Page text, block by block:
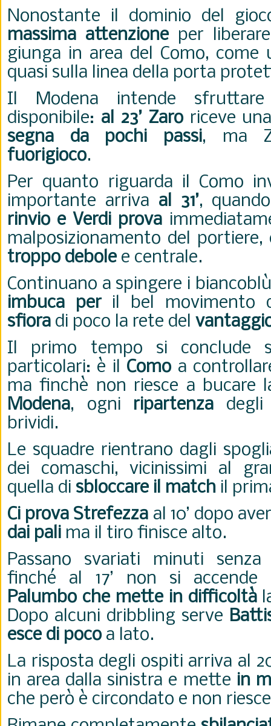
Nonostante il dominio del
massima attenzioneper liberare
giunga in area del Como, come
quasi sulla linea della porta
Il Modena intende sfruttare
disponibile: al 23’ Zaroriceve
segna da pochi passi, ma
fuorigioco.
Per quanto riguarda il Como
importante arriva al 31’,
rinvio e Verdi prova
malposizionamento del portiere,
troppo debolee centrale.
Continuano a spingere i
imbuca peril bel movimento
sfiora di poco la rete del
Il primo tempo si conclude
particolari: è il Comoa
ma finchè non riesce a bucare
Modena, ogni ripartenza degli
brividi.
Le squadre rientrano dagli
dei comaschi, vicinissimi al
quella di sbloccare il match il
Ci prova Strefezza al 10’ dopo
dai pali ma il tiro finisce alto.
Passano svariati minuti senza
finché al 17’ non si
Palumbo che mette in difficoltà
Dopo alcuni dribbling serve
esce di pocoa lato.
La risposta degli ospiti arriva al
in area dalla sinistra e mette in
che però è circondato e non